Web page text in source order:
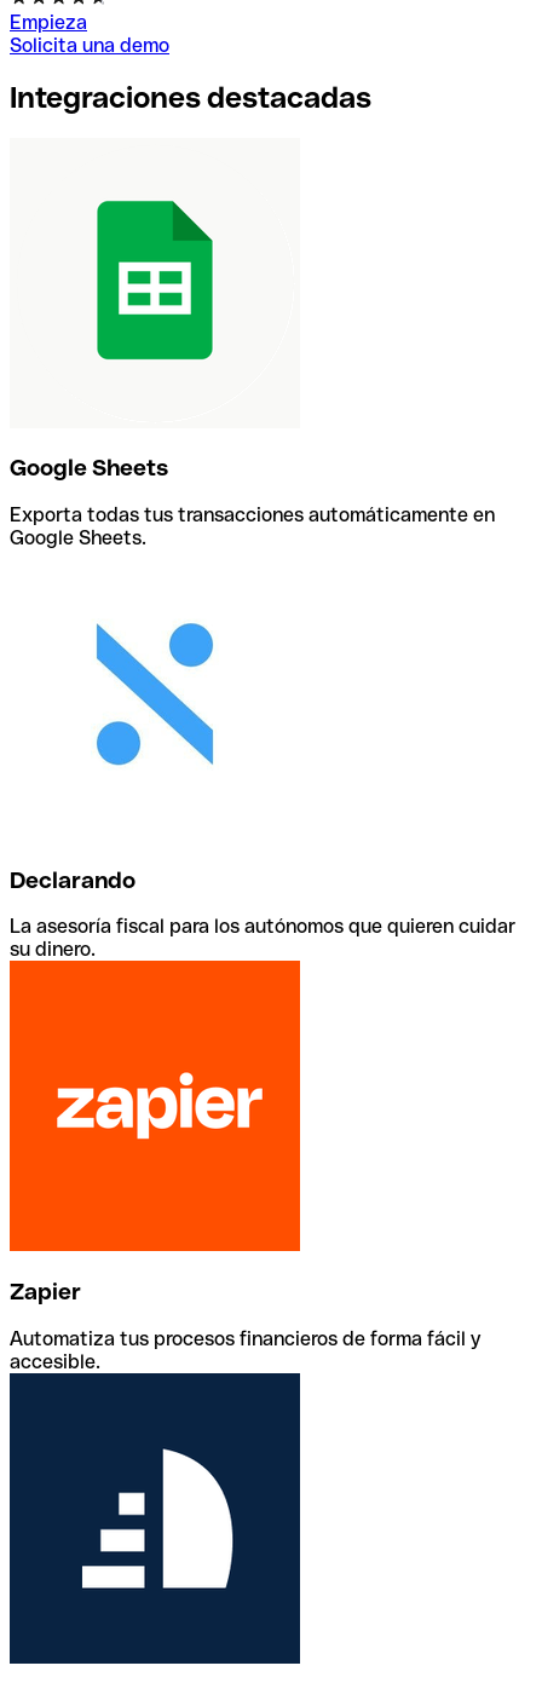
Empieza
Solicita una demo
Integraciones destacadas
Google Sheets
Exporta todas tus transacciones automáticamente en
Google Sheets.
Declarando
La asesoría fiscal para los autónomos que quieren cuidar
su dinero.
Zapier
Automatiza tus procesos financieros de forma fácil y
accesible.